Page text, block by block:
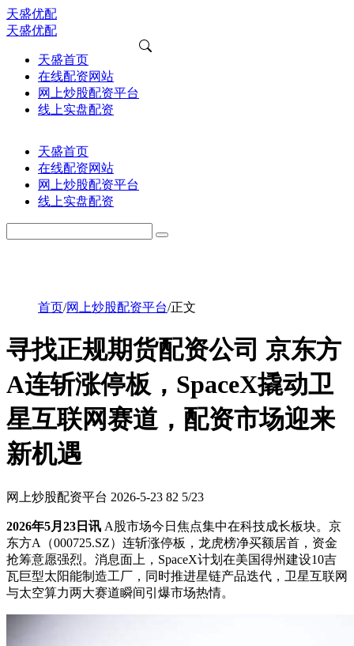
天盛优配
天盛优配
天盛首页
在线配资网站
网上炒股配资平台
线上实盘配资
天盛首页
在线配资网站
网上炒股配资平台
线上实盘配资
首页/网上炒股配资平台/正文
寻找正规期货配资公司 京东方
A连斩涨停板，SpaceX撬动卫
星互联网赛道，配资市场迎来
新机遇
网上炒股配资平台 2026-5-23 82 5/23
2026年5月23日讯 A股市场今日焦点集中在科技成长板块。京
东方A（000725.SZ）连斩涨停板，龙虎榜净买额居首，资金
抢筹意愿强烈。消息面上，SpaceX计划在美国得州建设10吉
瓦巨型太阳能制造工厂，同时推进星链产品迭代，卫星互联网
与太空算力两大赛道瞬间引爆市场热情。